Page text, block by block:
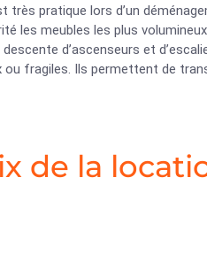
très pratique lors d’un
les meubles les plus
d’ascenseurs et
ou fragiles. Ils permettent de
de la